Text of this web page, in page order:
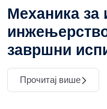
Механика за
завршни
Прочитај више